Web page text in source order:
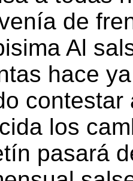
de
Al
hace
los
pasará